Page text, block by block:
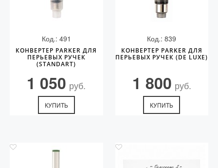
Код.: 491
КОНВЕРТЕР PARKER ДЛЯ
ПЕРЬЕВЫХ РУЧЕК
(STANDART)
1 050 руб.
КУПИТЬ
Код.: 839
КОНВЕРТЕР PARKER ДЛЯ
ПЕРЬЕВЫХ РУЧЕК (DE LUXE)
1 800 руб.
КУПИТЬ